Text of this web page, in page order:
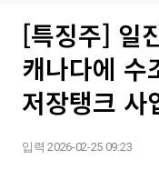
[특징주] 일
캐나다에
저장탱크 사
입력 2026-02-25 09:23